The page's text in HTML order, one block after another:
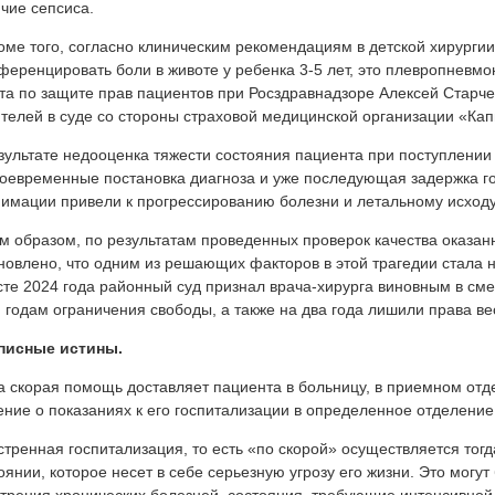
сепсиса.
того, согласно клиническим рекомендациям в детской
боли в животе у ребенка 3-5 лет, это
по защите прав пациентов при Росздравнадзоре Алексей
в суде со стороны страховой медицинской организации
недооценка тяжести состояния пациента при
постановка диагноза и уже последующая задержка
привели к прогрессированию болезни и летальному
образом, по результатам проведенных проверок качества
что одним из решающих факторов в этой трагедии стала
2024 года районный суд признал врача-хирурга виновным в
годам ограничения свободы, а также на два года лишили права
истины.
скорая помощь доставляет пациента в больницу, в приемном
о показаниях к его госпитализации в определенное
госпитализация, то есть «по скорой» осуществляется
которое несет в себе серьезную угрозу его жизни. Это